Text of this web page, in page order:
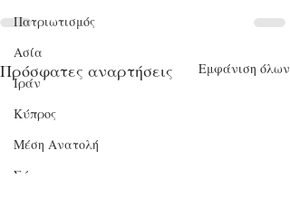
Πατριωτισμός
Ασία
Ιράν
Κύπρος
Μέση Ανατολή
Σύρια
Πρόσφατες αναρτήσεις Εμφάνιση όλων